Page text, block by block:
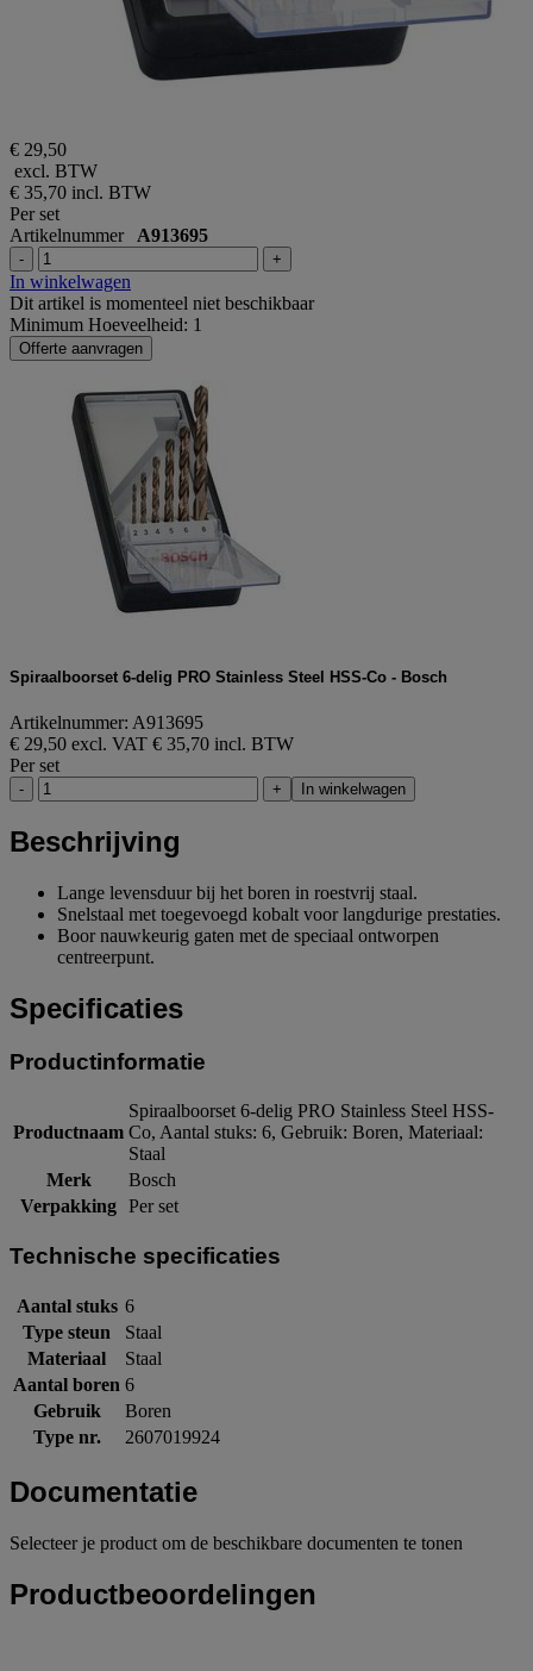
€ 29,50
excl. BTW
€ 35,70 incl. BTW
Per set
Artikelnummer A913695
- +
In winkelwagen
Dit artikel is momenteel niet beschikbaar
Minimum Hoeveelheid: 1
Offerte aanvragen
Spiraalboorset 6-delig PRO Stainless Steel HSS-Co - Bosch
Artikelnummer: A913695
€ 29,50 excl. VAT € 35,70 incl. BTW
Per set
- + In winkelwagen
Beschrijving
Lange levensduur bij het boren in roestvrij staal.
Snelstaal met toegevoegd kobalt voor langdurige prestaties.
Boor nauwkeurig gaten met de speciaal ontworpen
centreerpunt.
Specificaties
Productinformatie
Productnaam
Spiraalboorset 6-delig PRO Stainless Steel HSS-
Co, Aantal stuks: 6, Gebruik: Boren, Materiaal:
Staal
Merk
Bosch
Verpakking Per set
Technische specificaties
Aantal stuks 6
Type steun
Staal
Materiaal
Staal
Aantal boren 6
Gebruik
Boren
Type nr.
2607019924
Documentatie
Selecteer je product om de beschikbare documenten te tonen
Productbeoordelingen